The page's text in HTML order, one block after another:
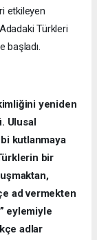
etkileyen
Türkleri
başladı.
yeniden
Ulusal
kutlanmaya
bir
ad vermekten
eylemiyle
adlar